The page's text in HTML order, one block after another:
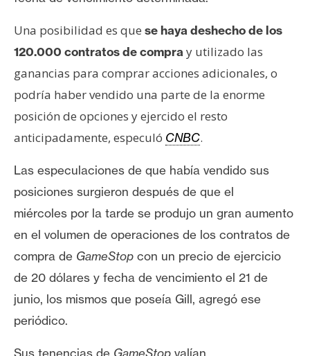
Una posibilidad es que se haya deshecho de los
120.000 contratos de compra y utilizado las
ganancias para comprar acciones adicionales, o
podría haber vendido una parte de la enorme
posición de opciones y ejercido el resto
anticipadamente, especuló CNBC.
Las especulaciones de que había vendido sus
posiciones surgieron después de que el
miércoles por la tarde se produjo un gran aumento
en el volumen de operaciones de los contratos de
compra de GameStop con un precio de ejercicio
de 20 dólares y fecha de vencimiento el 21 de
junio, los mismos que poseía Gill, agregó ese
periódico.
Sus tenencias de GameStop valían